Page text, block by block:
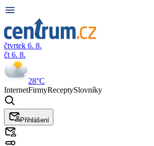
čtvrtek 6. 8.
čt 6. 8.
28°C
InternetFirmyReceptySlovníky
Přihlášení